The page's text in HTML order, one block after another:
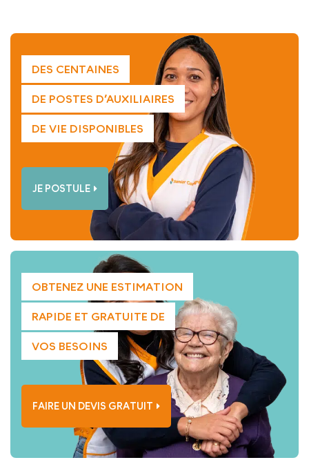
DES CENTAINES
DE POSTES D’AUXILIAIRES
DE VIE DISPONIBLES
JE POSTULE
OBTENEZ UNE ESTIMATION
RAPIDE ET GRATUITE DE
VOS BESOINS
FAIRE UN DEVIS GRATUIT